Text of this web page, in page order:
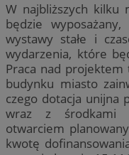
W najbliższych kilku
będzie
wystawy stałe i
wydarzenia, które
Praca nad projektem
budynku miasto
czego dotacja unijna
wraz z środkami
otwarciem
kwotę